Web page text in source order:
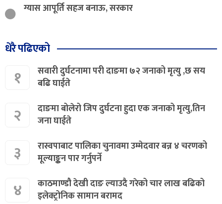
ग्यास आपूर्ति सहज बनाऊ, सरकार
धेरै पढिएको
१
सवारी दुर्घटनामा परी दाङमा ७२ जनाको मृत्यु ,छ सय
बढि घाईते
२
दाङमा बोलेरो जिप दुर्घटना हुदा एक जनाको मृत्यु,तिन
जना घाईते
३
रास्वपाबाट पालिका चुनावमा उम्मेदवार बन्न ४ चरणको
मूल्याङ्कन पार गर्नुपर्ने
४
काठमाण्डौ देखी दाङ ल्याउदै गरेको चार लाख बढिको
इलेक्ट्रोनिक सामान बरामद